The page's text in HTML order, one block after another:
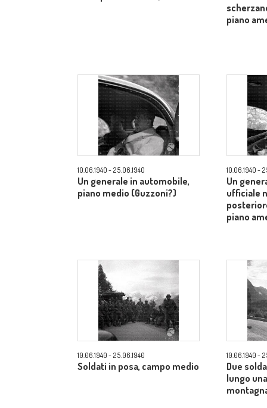
piano
10.06.1940 - 25.06.1940
Un generale in automobile,
piano medio (Guzzoni?)
10.06.1940 -
Un
ufficiale
piano
10.06.1940 - 25.06.1940
Soldati in posa, campo medio
10.06.1940 -
Due
lungo